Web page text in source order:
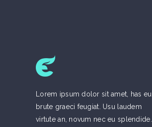
Lorem ipsum dolor sit amet, has eu
brute graeci feugiat. Usu laudem
virtute an, novum nec eu splendide.